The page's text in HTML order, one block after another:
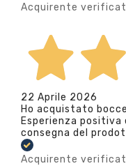
Acquirente
22 Aprile 2026
Ho acquistato
Esperienza
consegna del
Acquirente